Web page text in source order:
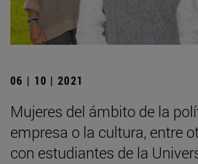
06 | 10 | 2021
Mujeres del ámbito de la
empresa o la cultura, entre
con estudiantes de la